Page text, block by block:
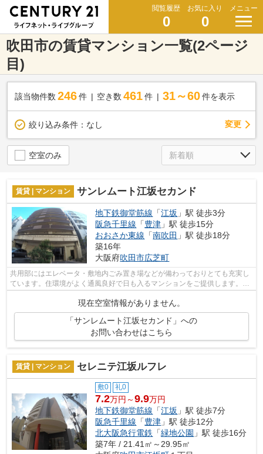
閲覧履歴
0
お気に入り
0
メニュー
吹田市の賃貸マンション一覧(2ページ
目)
該当物件数 246件 空き数 461 件 31～60 件を表示
絞り込み条件： なし 変更
空室のみ
賃貸 | マンション サンレムート江坂セカンド
地下鉄御堂筋線 「江坂 」駅 徒歩3分
阪急千里線 「豊津 」駅 徒歩15分
おおさか東線 「南吹田 」駅 徒歩18分
築16年
大阪府吹田市広芝町
共用部にはエレベータ・敷地内ごみ置き場などが備わっておりとても充実し
ています。住環境がよく通風良好で日も入るマンションをご提供します。外
現在空室情報がありません。
「サンレムート江坂セカンド」への
お問い合わせはこちら
賃貸 | マンション セレニテ江坂ルフレ
敷0 礼0
7.2万円～9.9万円
地下鉄御堂筋線 「江坂 」駅 徒歩7分
阪急千里線 「豊津 」駅 徒歩12分
北大阪急行電鉄 「緑地公園 」駅 徒歩16分
築7年 / 21.41㎡～29.95㎡